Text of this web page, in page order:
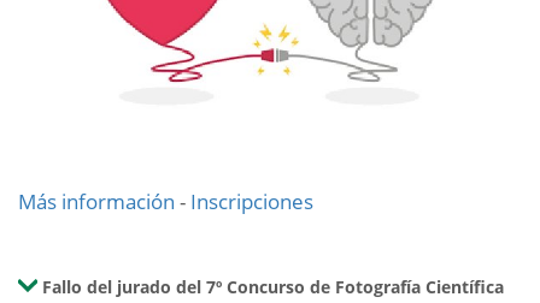
Más información - Inscripciones
Fallo del jurado del 7º Concurso de Fotografía Científica